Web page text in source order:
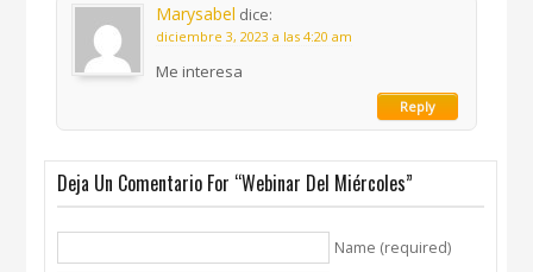
Marysabel dice:
diciembre 3, 2023 a las 4:20 am
Me interesa
Reply
Deja Un Comentario For “Webinar Del Miércoles”
Name (required)